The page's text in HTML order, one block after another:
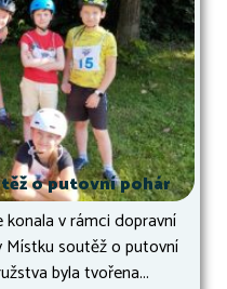
o putovní pohár
v rámci dopravní
soutěž o putovní
byla tvořena...